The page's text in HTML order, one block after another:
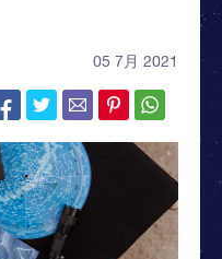
05 7月 2021